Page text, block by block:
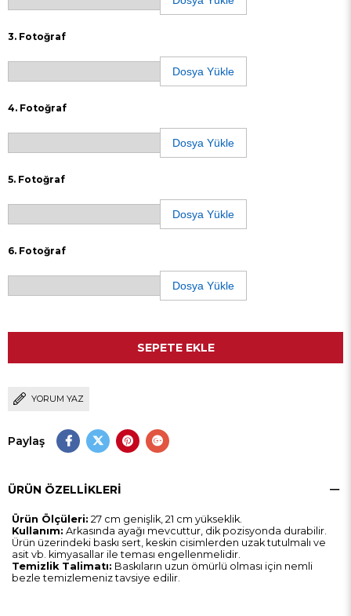
3. Fotoğraf
Dosya Yükle
4. Fotoğraf
Dosya Yükle
5. Fotoğraf
Dosya Yükle
6. Fotoğraf
Dosya Yükle
YORUM YAZ
Paylaş
ÜRÜN ÖZELLIKLERI
Ürün Ölçüleri: 27 cm genişlik, 21 cm yükseklik.
Kullanım: Arkasında ayağı mevcuttur, dik pozisyonda durabilir.
Ürün üzerindeki baskı sert, keskin cisimlerden uzak tutulmalı ve
asit vb. kimyasallar ile teması engellenmelidir.
Temizlik Talimatı: Baskıların uzun ömürlü olması için nemli
bezle temizlemeniz tavsiye edilir.